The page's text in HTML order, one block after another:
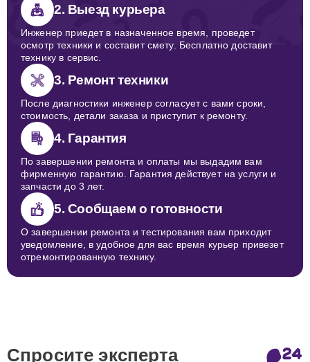
2. Выезд курьера
Инженер приедет в назначенное время, проведет
осмотр техники и составит смету. Бесплатно доставит
технику в сервис.
3. Ремонт техники
После диагностики инженер согласует с вами сроки,
стоимость, детали заказа и приступит к ремонту.
4. Гарантия
По завершении ремонта и оплаты мы выдадим вам
фирменную гарантию. Гарантия действует на услуги и
запчасти до 3 лет.
5. Сообщаем о готовности
О завершении ремонта и тестирования вам приходит
уведомление, в удобное для вас время курьер привезет
отремонтированную технику.
Спросите эксперта